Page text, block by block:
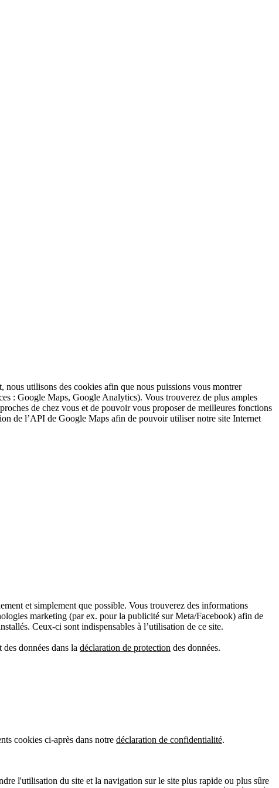
utilisons des cookies afin que nous puissions vous montrer
: Google Maps, Google Analytics). Vous trouverez de plus amples
de chez vous et de pouvoir vous proposer de meilleures fonctions
de l’API de Google Maps afin de pouvoir utiliser notre site Internet
et simplement que possible. Vous trouverez des informations
marketing (par ex. pour la publicité sur Meta/Facebook) afin de
Ceux-ci sont indispensables à l’utilisation de ce site.
données dans la déclaration de protection des données.
cookies ci-après dans notre déclaration de confidentialité.
l'utilisation du site et la navigation sur le site plus rapide ou plus sûre